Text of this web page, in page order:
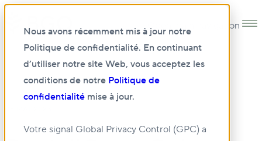
Nous avons récemment mis à jour notre
Politique de confidentialité. En continuant
d’utiliser notre site Web, vous acceptez les
conditions de notre Politique de
confidentialité mise à jour.
Votre signal Global Privacy Control (GPC) a
Open main navigation